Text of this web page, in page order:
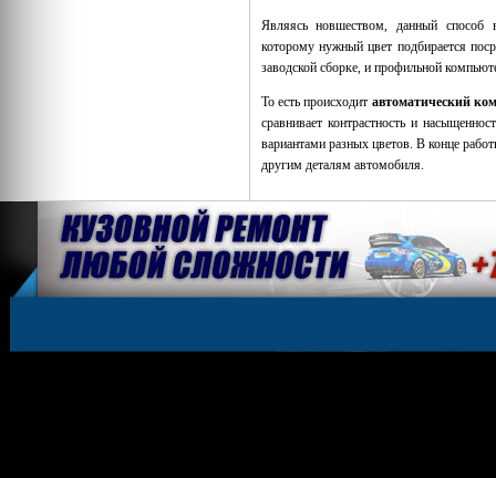
Являясь новшеством, данный способ
которому нужный цвет подбирается
заводской сборке, и профильной
То есть происходит автоматический
сравнивает контрастность и
вариантами разных цветов. В конце
другим деталям автомобиля.